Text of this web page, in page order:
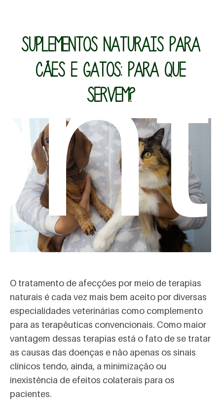
SUPLEMENTOS NATURAIS PARA
CÃES E GATOS: PARA QUE
SERVEM?
O tratamento de afecções por meio de terapias
naturais é cada vez mais bem aceito por diversas
especialidades veterinárias como complemento
para as terapêuticas convencionais. Como maior
vantagem dessas terapias está o fato de se tratar
as causas das doenças e não apenas os sinais
clínicos tendo, ainda, a minimização ou
inexistência de efeitos colaterais para os
pacientes.